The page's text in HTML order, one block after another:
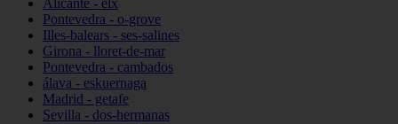
Alicante - elx
Pontevedra - o-grove
Illes-balears - ses-salines
Girona - lloret-de-mar
Pontevedra - cambados
álava - eskuernaga
Madrid - getafe
Sevilla - dos-hermanas